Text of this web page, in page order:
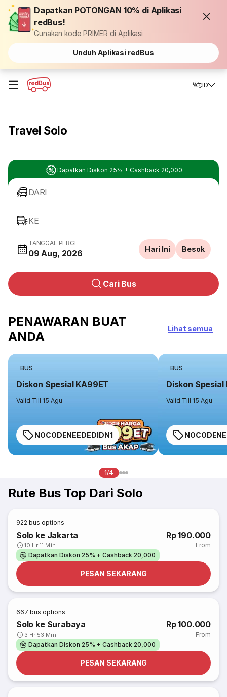
Dapatkan POTONGAN 10% di Aplikasi
redBus!
Gunakan kode PRIMER di Aplikasi
Unduh Aplikasi redBus
☰ ID
Travel Solo
Dapatkan Diskon 25% + Cashback 20,000
DARI
KE
TANGGAL PERGI
09 Aug, 2026 Hari Ini Besok
Cari Bus
PENAWARAN BUAT
ANDA
Lihat semua
BUS
Diskon Spesial KA99ET
Valid Till 15 Agu
NOCODENEEDEDIDN1
BUS
Diskon Spesial
Valid Till 15 Agu
1/4
Rute Bus Top Dari Solo
922 bus options
Solo ke Jakarta
10 Hr 11 Min
Rp 190.000
From
Dapatkan Diskon 25% + Cashback 20,000
PESAN SEKARANG
667 bus options
Solo ke Surabaya
3 Hr 53 Min
Rp 100.000
From
Dapatkan Diskon 25% + Cashback 20,000
PESAN SEKARANG